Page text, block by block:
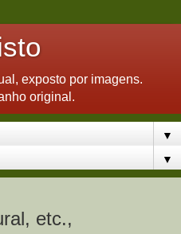
exposto por imagens.
original.
▼
▼
etc.,